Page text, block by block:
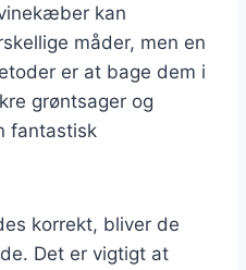
kan
måder, men en
er at bage dem i
grøntsager og
fantastisk
korrekt, bliver de
Det er vigtigt at